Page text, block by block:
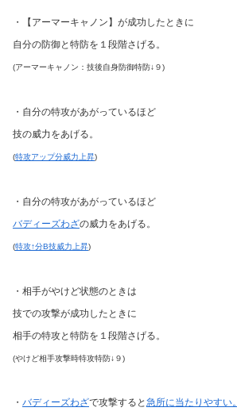
・【アーマーキャノン】が成功したときに
自分の防御と特防を１段階さげる。
(アーマーキャノン：技後自身防御特防↓９)
・自分の特攻があがっているほど
技の威力をあげる。
(特攻アップ分威力上昇)
・自分の特攻があがっているほど
バディーズわざの威力をあげる。
(特攻↑分B技威力上昇)
・相手がやけど状態のときは
技での攻撃が成功したときに
相手の特攻と特防を１段階さげる。
(やけど相手攻撃時特攻特防↓９)
・ バディーズわざで攻撃すると 急所に当たりやすい。